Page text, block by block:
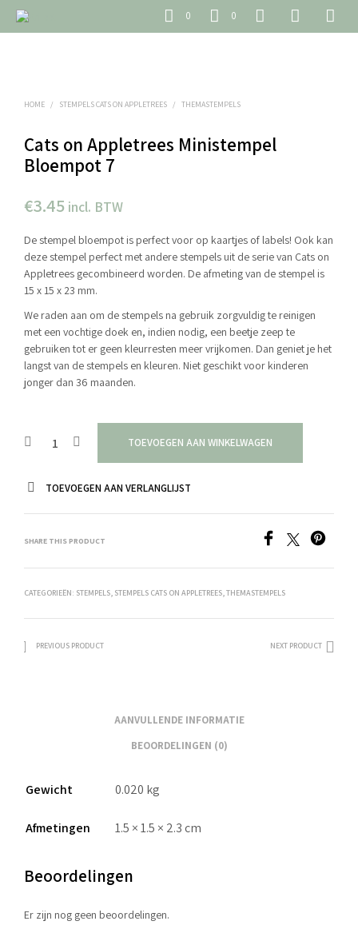
0 0
HOME / STEMPELS CATS ON APPLETREES / THEMASTEMPELS
Cats on Appletrees Ministempel
Bloempot 7
€3.45 incl. BTW
De stempel bloempot is perfect voor op kaartjes of labels! Ook kan
deze stempel perfect met andere stempels uit de serie van Cats on
Appletrees gecombineerd worden. De afmeting van de stempel is
15 x 15 x 23 mm.
We raden aan om de stempels na gebruik zorgvuldig te reinigen
met een vochtige doek en, indien nodig, een beetje zeep te
gebruiken tot er geen kleurresten meer vrijkomen. Dan geniet je het
langst van de stempels en kleuren. Niet geschikt voor kinderen
jonger dan 36 maanden.
TOEVOEGEN AAN WINKELWAGEN
TOEVOEGEN AAN VERLANGLIJST
SHARE THIS PRODUCT
CATEGORIEËN: STEMPELS, STEMPELS CATS ON APPLETREES,THEMASTEMPELS
PREVIOUS PRODUCT NEXT PRODUCT
AANVULLENDE INFORMATIE
BEOORDELINGEN (0)
Gewicht 0.020 kg
Afmetingen 1.5 × 1.5 × 2.3 cm
Beoordelingen
Er zijn nog geen beoordelingen.